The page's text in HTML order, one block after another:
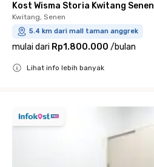
Kost Wisma Storia Kwitang Senen
Kwitang, Senen
5.4 km dari mall taman anggrek
mulai dari Rp1.800.000 /bulan
Lihat info lebih banyak